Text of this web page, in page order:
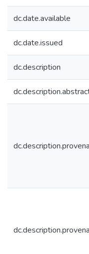
dc.date.available
dc.date.issued
dc.description